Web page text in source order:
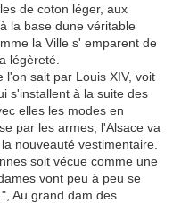
de coton léger, aux
la base dune véritable
la Ville s' emparent de
légèreté.
l'on sait par Louis XIV, voit
s'installent à la suite des
elles les modes en
par les armes, l'Alsace va
nouveauté vestimentaire.
soit vécue comme une
vont peu à peu se
Au grand dam des